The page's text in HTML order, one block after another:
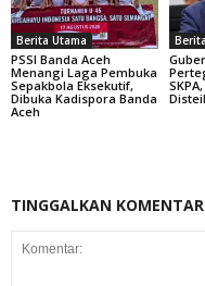
Berita Utama
PSSI Banda Aceh
Menangi Laga Pembuka
Sepakbola Eksekutif,
Dibuka Kadispora Banda
Aceh
TINGGALKAN KOMENTAR